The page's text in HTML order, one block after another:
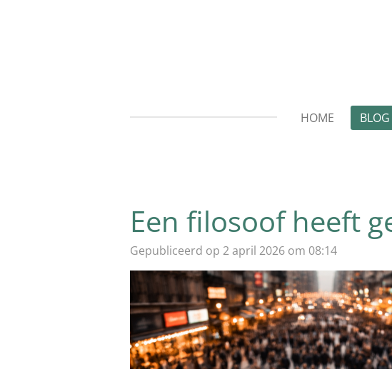
HOME BLOG
Een filosoof heeft
Gepubliceerd op 2 april 2026 om 08:14